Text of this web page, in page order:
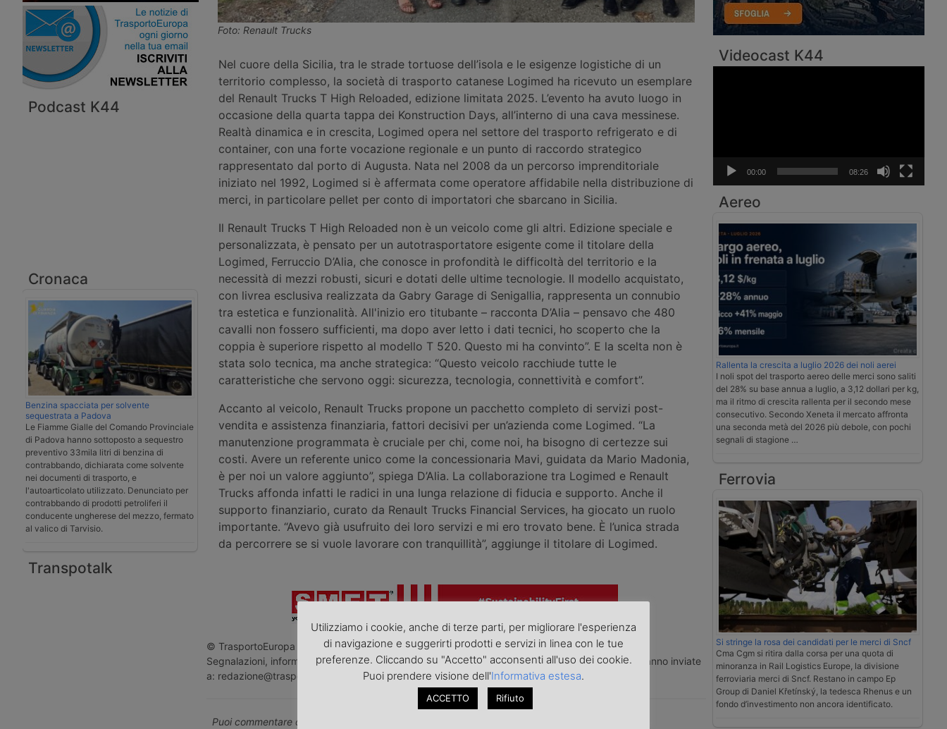
Podcast K44
Cronaca
Benzina spacciata per solvente
sequestrata a Padova
Le Fiamme Gialle del Comando Provinciale
di Padova hanno sottoposto a sequestro
preventivo 33mila litri di benzina di
contrabbando, dichiarata come solvente
nei documenti di trasporto, e
l'autoarticolato utilizzato. Denunciato per
contrabbando di prodotti petroliferi il
conducente ungherese del mezzo, fermato
al valico di Tarvisio.
Transpotalk
Foto: Renault Trucks
Nel cuore della Sicilia, tra le strade tortuose dell’isola e le esigenze logistiche di un
territorio complesso, la società di trasporto catanese Logimed ha ricevuto un esemplare
del Renault Trucks T High Reloaded, edizione limitata 2025. L’evento ha avuto luogo in
occasione della quarta tappa dei Konstruction Days, all’interno di una cava messinese.
Realtà dinamica e in crescita, Logimed opera nel settore del trasporto refrigerato e di
container, con una forte vocazione regionale e un punto di raccordo strategico
rappresentato dal porto di Augusta. Nata nel 2008 da un percorso imprenditoriale
iniziato nel 1992, Logimed si è affermata come operatore affidabile nella distribuzione di
merci, in particolare pellet per conto di importatori che sbarcano in Sicilia.
Il Renault Trucks T High Reloaded non è un veicolo come gli altri. Edizione speciale e
personalizzata, è pensato per un autotrasportatore esigente come il titolare della
Logimed, Ferruccio D’Alia, che conosce in profondità le difficoltà del territorio e la
necessità di mezzi robusti, sicuri e dotati delle ultime tecnologie. Il modello acquistato,
con livrea esclusiva realizzata da Gabry Garage di Senigallia, rappresenta un connubio
tra estetica e funzionalità. All'inizio ero titubante – racconta D’Alia – pensavo che 480
cavalli non fossero sufficienti, ma dopo aver letto i dati tecnici, ho scoperto che la
coppia è superiore rispetto al modello T 520. Questo mi ha convinto”. E la scelta non è
stata solo tecnica, ma anche strategica: “Questo veicolo racchiude tutte le
caratteristiche che servono oggi: sicurezza, tecnologia, connettività e comfort”.
Accanto al veicolo, Renault Trucks propone un pacchetto completo di servizi post-
vendita e assistenza finanziaria, fattori decisivi per un’azienda come Logimed. “La
manutenzione programmata è cruciale per chi, come noi, ha bisogno di certezze sui
costi. Avere un referente unico come la concessionaria Mavi, guidata da Mario Madonia,
è per noi un valore aggiunto”, spiega D’Alia. La collaborazione tra Logimed e Renault
Trucks affonda infatti le radici in una lunga relazione di fiducia e supporto. Anche il
supporto finanziario, curato da Renault Trucks Financial Services, ha giocato un ruolo
importante. “Avevo già usufruito dei loro servizi e mi ero trovato bene. È l’unica strada
da percorrere se si vuole lavorare con tranquillità”, aggiunge il titolare di Logimed.
© TrasportoEuropa - Riproduzione riservata - Foto di repertorio
Segnalazioni, informazioni, comunicati, nonché rettifiche o precisazioni sugli articoli pubblicati vanno inviate
a: redazione@trasportoeuropa.it
Puoi commentare questo articolo nella
Videocast K44
00:00 08:26
Aereo
Rallenta la crescita a luglio 2026 dei noli aerei
I noli spot del trasporto aereo delle merci sono saliti
del 28% su base annua a luglio, a 3,12 dollari per kg,
ma il ritmo di crescita rallenta per il secondo mese
consecutivo. Secondo Xeneta il mercato affronta
una seconda metà del 2026 più debole, con pochi
segnali di stagione …
Ferrovia
Si stringe la rosa dei candidati per le merci di Sncf
Cma Cgm si ritira dalla corsa per una quota di
minoranza in Rail Logistics Europe, la divisione
ferroviaria merci di Sncf. Restano in campo Ep
Group di Daniel Křetínský, la tedesca Rhenus e un
fondo d’investimento non ancora identificato.
Utilizziamo i cookie, anche di terze parti, per migliorare l'esperienza
di navigazione e suggerirti prodotti e servizi in linea con le tue
preferenze. Cliccando su "Accetto" acconsenti all'uso dei cookie.
Puoi prendere visione dell'Informativa estesa.
ACCETTO Rifiuto